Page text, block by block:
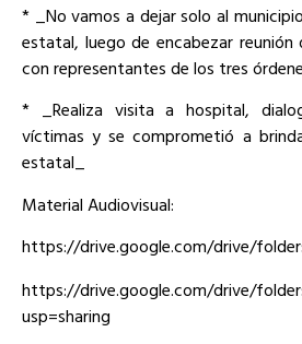
* _No vamos a dejar solo al
estatal, luego de encabezar reunión
con representantes de los tres
* _Realiza visita a hospital,
víctimas y se comprometió a
estatal_
Material Audiovisual:
https://drive.google.com/drive/
https://drive.google.com/drive/
usp=sharing